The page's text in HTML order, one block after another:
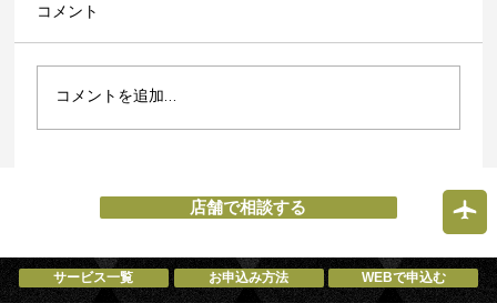
iPhone修理android修理スマホ修理中古ス
コメント
コメントを追加…
店舗で相談する
サービス一覧 お申込み方法 WEBで申込む